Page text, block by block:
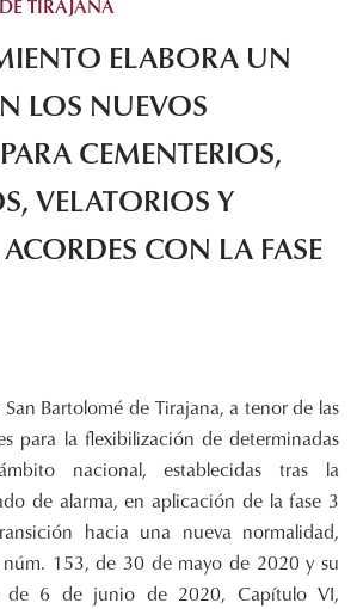
TIRAJANA
ELABORA UN
LOS NUEVOS
CEMENTERIOS,
VELATORIOS Y
CON LA FASE
Bartolomé de Tirajana, a tenor de las
para la flexibilización de determinadas
nacional, establecidas tras la
de alarma, en aplicación de la fase 3
hacia una nueva normalidad,
153, de 30 de mayo de 2020 y su
de 6 de junio de 2020, Capítulo VI,